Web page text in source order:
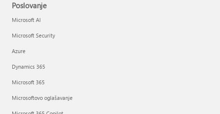
Poslovanje
Microsoft AI
Microsoft Security
Azure
Dynamics 365
Microsoft 365
Microsoftovo oglašavanje